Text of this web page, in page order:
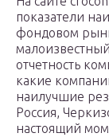
показатели
фондовом
отчетность
какие
наилучшие
Россия,
настоящий